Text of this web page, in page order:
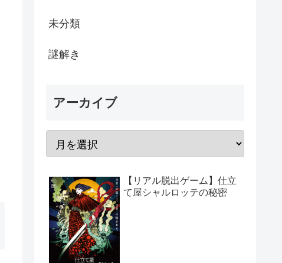
未分類
謎解き
アーカイブ
【リアル脱出ゲーム】仕立
て屋シャルロッテの秘密